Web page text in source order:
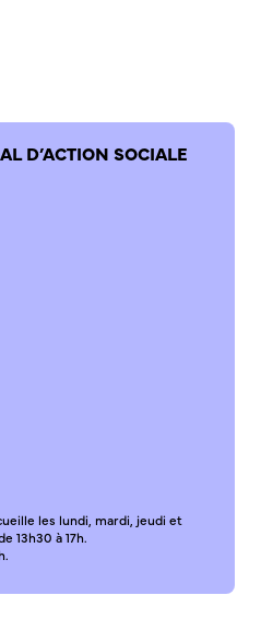
D’ACTION SOCIALE
les lundi, mardi, jeudi et
13h30 à 17h.